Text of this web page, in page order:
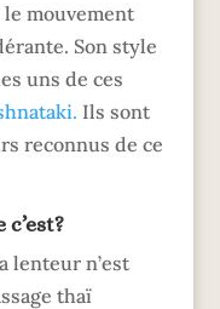
mouvement
Son style
uns de ces
Ils sont
reconnus de ce
lenteur n’est
thaï